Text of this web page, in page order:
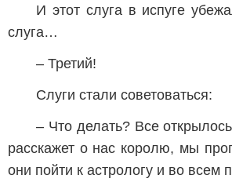
И этот слуга в испуге
слуга…
– Третий!
Слуги стали советоваться:
– Что делать? Все
расскажет о нас королю, мы
они пойти к астрологу и во всем